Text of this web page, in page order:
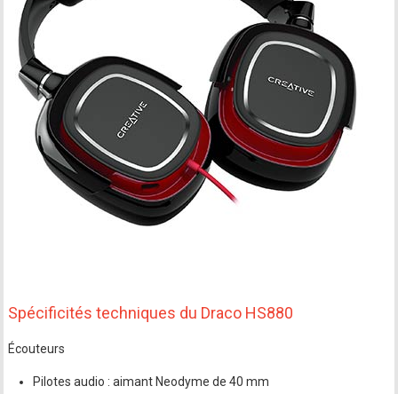
Spécificités techniques du Draco HS880
Écouteurs
Pilotes audio : aimant Neodyme de 40 mm